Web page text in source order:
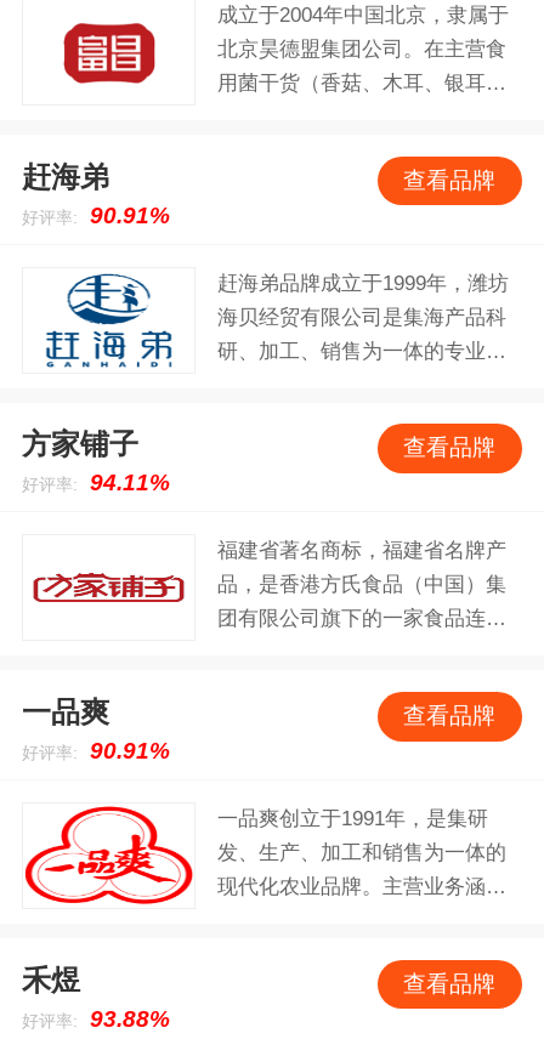
成立于2004年中国北京，隶属于
北京昊德盟集团公司。在主营食
用菌干货（香菇、木耳、银耳、
冲调品、果汁饮料、酱菜食品、
调味品、方便食品、海鲜干货以
赶海弟
好评率: 90.91%
查看品牌
赶海弟品牌成立于1999年，潍坊
海贝经贸有限公司是集海产品科
研、加工、销售为一体的专业化
直致力于开发干制水产品及盐渍
水产品。公司特聘请十多位经验
品机械设备，成功生产出系列干
制水产品、冷冻水产品及盐渍水
产品，深受广大消费者好评和信
方家铺子
好评率: 94.11%
查看品牌
福建省著名商标，福建省名牌产
品，是香港方氏食品（中国）集
团有限公司旗下的一家食品连锁
纪，拥有一百多年的南北干货经
营历史和产品质量信誉沉淀，被
550款，核心产品是南北干货、粮
油米面、健康滋补食材。
一品爽
好评率: 90.91%
查看品牌
一品爽创立于1991年，是集研
发、生产、加工和销售为一体的
现代化农业品牌。主营业务涵盖
干制系列、食用菌等农副产品。
禾煜
好评率: 93.88%
查看品牌